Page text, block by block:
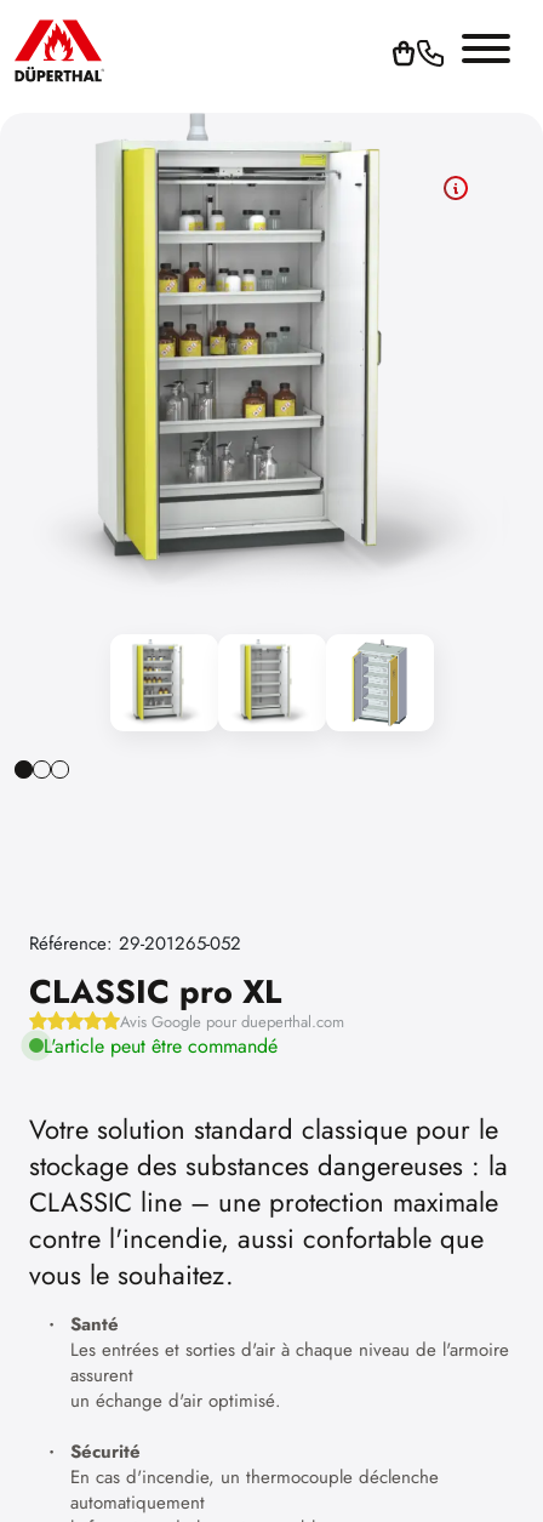
Référence: 29-201265-052
CLASSIC pro XL
Avis Google pour dueperthal.com
L'article peut être commandé
Votre solution standard classique pour le
stockage des substances dangereuses : la
CLASSIC line – une protection maximale
contre l'incendie, aussi confortable que
vous le souhaitez.
Santé
Les entrées et sorties d'air à chaque niveau de l'armoire
assurent
un échange d'air optimisé.
Sécurité
En cas d'incendie, un thermocouple déclenche
automatiquement